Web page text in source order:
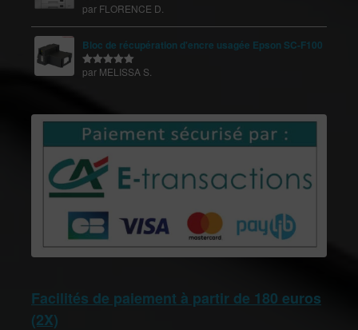
Note sur
par FLORENCE D.
Bloc de récupération d'encre usagée Epson SC-F100
Note 5sur
par MELISSA S.
Facilités de paiement à partir de 180 euros
(2X)